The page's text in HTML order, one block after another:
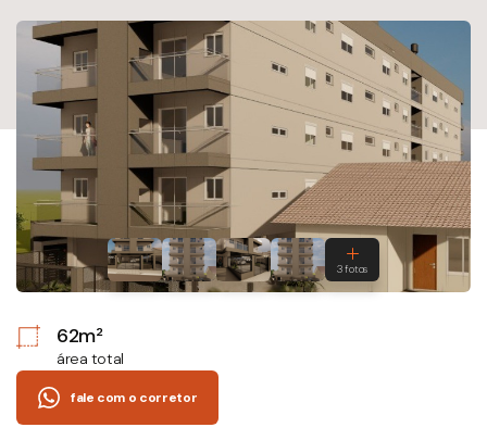
62m²
área total
fale com o corretor